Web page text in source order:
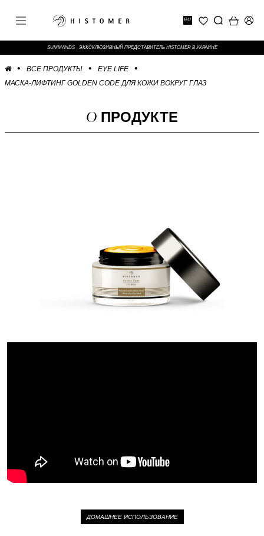
RU
SUMMANDS - ЭККСКЛЮЗИВНЫЙ ПРЕДСТАВИТЕЛЬ HISTOMER В УКРАИНЕ
ВСЕ ПРОДУКТЫ
EYE LIFE
МАСКА-ЛИФТИНГ GOLDEN CODE ДЛЯ КОЖИ ВОКРУГ ГЛАЗ
О ПРОДУКТЕ
ДОМАШНЕЕ ИСПОЛЬЗОВАНИЕ